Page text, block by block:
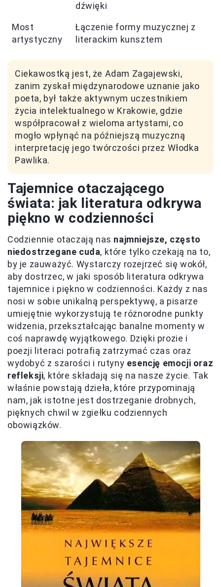
dźwięki
Most
artystyczny
Łączenie formy muzycznej z
literackim kunsztem
Ciekawostką jest, że Adam Zagajewski,
zanim zyskał międzynarodowe uznanie jako
poeta, był także aktywnym uczestnikiem
życia intelektualnego w Krakowie, gdzie
współpracował z wieloma artystami, co
mogło wpłynąć na późniejszą muzyczną
interpretację jego twórczości przez Włodka
Pawlika.
Tajemnice otaczającego
świata: jak literatura odkrywa
piękno w codzienności
Codziennie otaczają nas najmniejsze, często
niedostrzegane cuda, które tylko czekają na to,
by je zauważyć. Wystarczy rozejrzeć się wokół,
aby dostrzec, w jaki sposób literatura odkrywa
tajemnice i piękno w codzienności. Każdy z nas
nosi w sobie unikalną perspektywę, a pisarze
umiejętnie wykorzystują te różnorodne punkty
widzenia, przekształcając banalne momenty w
coś naprawdę wyjątkowego. Dzięki prozie i
poezji literaci potrafią zatrzymać czas oraz
wydobyć z szarości i rutyny esencję emocji oraz
refleksji, które składają się na nasze życie. Tak
właśnie powstają dzieła, które przypominają
nam, jak istotne jest dostrzeganie drobnych,
pięknych chwil w zgiełku codziennych
obowiązków.